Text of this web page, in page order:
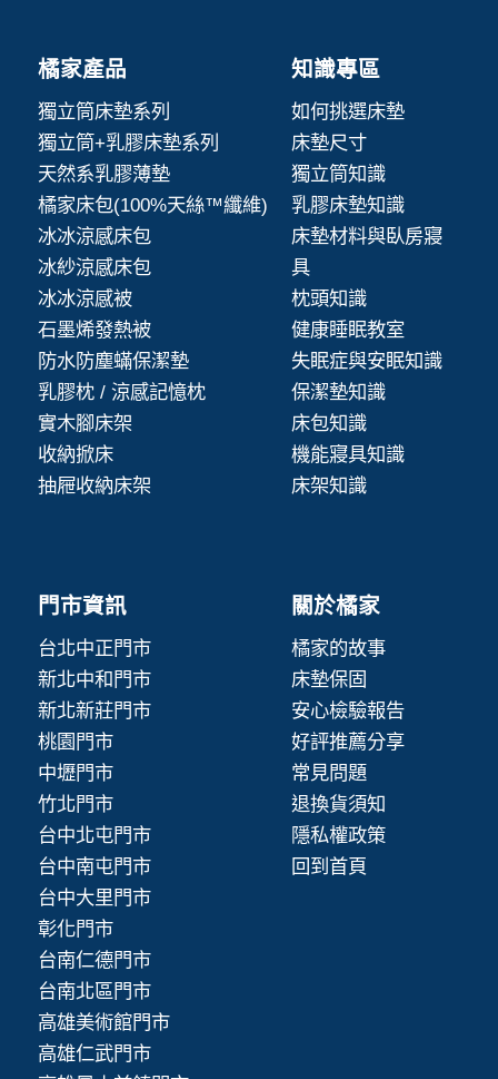
橘家產品
獨立筒床墊系列
獨立筒+乳膠床墊系列
天然系乳膠薄墊
橘家床包(100%天絲™纖維)
冰冰涼感床包
冰紗涼感床包
冰冰涼感被
石墨烯發熱被
防水防塵蟎保潔墊
乳膠枕 / 涼感記憶枕
實木腳床架
收納掀床
抽屜收納床架
知識專區
如何挑選床墊
床墊尺寸
獨立筒知識
乳膠床墊知識
床墊材料與臥房寢
具
枕頭知識
健康睡眠教室
失眠症與安眠知識
保潔墊知識
床包知識
機能寢具知識
床架知識
門市資訊
台北中正門市
新北中和門市
新北新莊門市
桃園門市
中壢門市
竹北門市
台中北屯門市
台中南屯門市
台中大里門市
彰化門市
台南仁德門市
台南北區門市
高雄美術館門市
高雄仁武門市
關於橘家
橘家的故事
床墊保固
安心檢驗報告
好評推薦分享
常見問題
退換貨須知
隱私權政策
回到首頁